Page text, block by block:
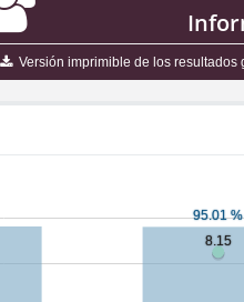
Versión imprimible de los resultados